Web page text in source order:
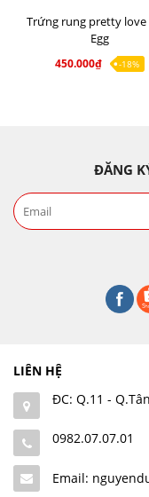
Trứng rung pretty
Egg
450.000₫ -18%
ĐĂNG
LIÊN HỆ
ĐC: Q.11 -
0982.07.07.01
Email: